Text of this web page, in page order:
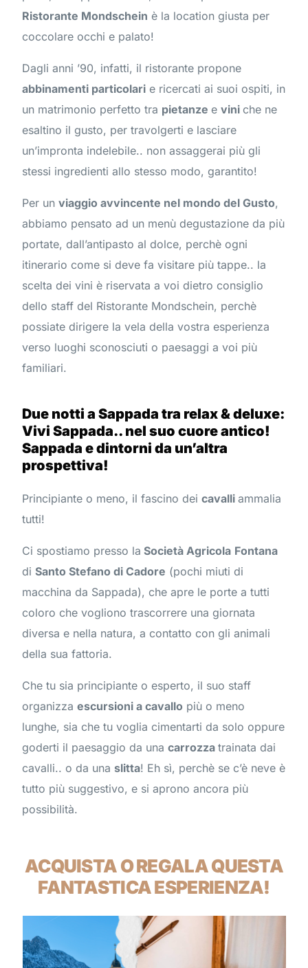
Ristorante Mondschein è la location giusta per
coccolare occhi e palato!
Dagli anni ’90, infatti, il ristorante propone
abbinamenti particolari e ricercati ai suoi ospiti, in
un matrimonio perfetto tra pietanze evini che ne
esaltino il gusto, per travolgerti e lasciare
un’impronta indelebile.. non assaggerai più gli
stessi ingredienti allo stesso modo, garantito!
Per unviaggio avvincente nel mondo del Gusto,
abbiamo pensato ad un menù degustazione da più
portate, dall’antipasto al dolce, perchè ogni
itinerario come si deve fa visitare più tappe.. la
scelta dei vini è riservata a voi dietro consiglio
dello staff del Ristorante Mondschein, perchè
possiate dirigere la vela della vostra esperienza
verso luoghi sconosciuti o paesaggi a voi più
familiari.
Due notti a Sappada tra relax & deluxe:
Vivi Sappada.. nel suo cuore antico!
Sappada e dintorni da un’altra
prospettiva!
Principiante o meno, il fascino deicavalliammalia
tutti!
Ci spostiamo presso la Società Agricola Fontana
diSanto Stefano di Cadore (pochi miuti di
macchina da Sappada), che apre le porte a tutti
coloro che vogliono trascorrere una giornata
diversa e nella natura, a contatto con gli animali
della sua fattoria.
Che tu sia principiante o esperto, il suo staff
organizzaescursioni a cavallo più o meno
lunghe, sia che tu voglia cimentarti da solo oppure
goderti il paesaggio da unacarrozzatrainata dai
cavalli.. o da una slitta! Eh sì, perchè se c’è neve è
tutto più suggestivo, e si aprono ancora più
possibilità.
ACQUISTA O REGALA QUESTA
FANTASTICA ESPERIENZA!